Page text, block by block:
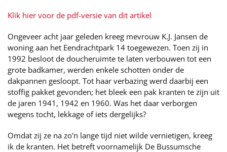
Klik hier voor de pdf-versie van dit artikel
Ongeveer acht jaar geleden kreeg mevrouw K.J. Jansen de
woning aan het Eendrachtpark 14 toegewezen. Toen zij in
1992 besloot de doucheruimte te laten verbouwen tot een
grote badkamer, werden enkele schotten onder de
dakpannen gesloopt. Tot haar verbazing werd daarbij een
stoffig pakket gevonden; het bleek een pak kranten te zijn uit
de jaren 1941, 1942 en 1960. Was het daar verborgen
wegens tocht, lekkage of iets dergelijks?
Omdat zij ze na zo'n lange tijd niet wilde vernietigen, kreeg
ik de kranten. Het betreft voornamelijk De Bussumsche